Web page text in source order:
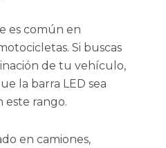
es común en
Si buscas
de tu vehículo,
la barra LED sea
este rango.
en camiones,